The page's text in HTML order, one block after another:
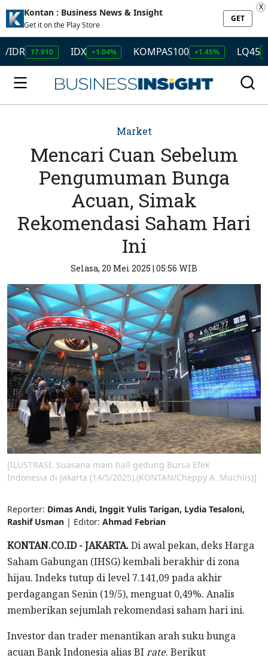
Kontan : Business News & Insight
Get it on the Play Store
GET
X
17.910 IDX +1.04% KOMPAS100 +1.45% LQ45 +1.50%
Market
Mencari Cuan Sebelum
Pengumuman Bunga
Acuan, Simak
Rekomendasi Saham Hari
Ini
Selasa, 20 Mei 2025 | 05:56 WIB
[ILUSTRASI. Suasana main hall gedung Bursa Efek
Indonesia di Jakarta (14/5/2025).(KONTAN/Cheppy A. Muchlis)]
Reporter: Dimas Andi, Inggit Yulis Tarigan, Lydia Tesaloni,
Rashif Usman | Editor: Ahmad Febrian
KONTAN.CO.ID - JAKARTA.Di awal pekan, deks Harga
Saham Gabungan (IHSG) kembali berakhir di zona
hijau. Indeks tutup di level 7.141,09 pada akhir
perdagangan Senin (19/5), menguat 0,49%. Analis
memberikan sejumlah rekomendasi saham hari ini.
Investor dan trader menantikan arah suku bunga
acuan Bank Indonesia alias BI rate. Berikut